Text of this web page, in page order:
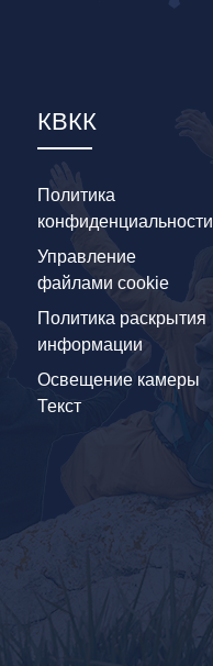
КВКК
Политика
конфиденциальности
Управление
файлами cookie
Политика раскрытия
информации
Освещение камеры
Текст